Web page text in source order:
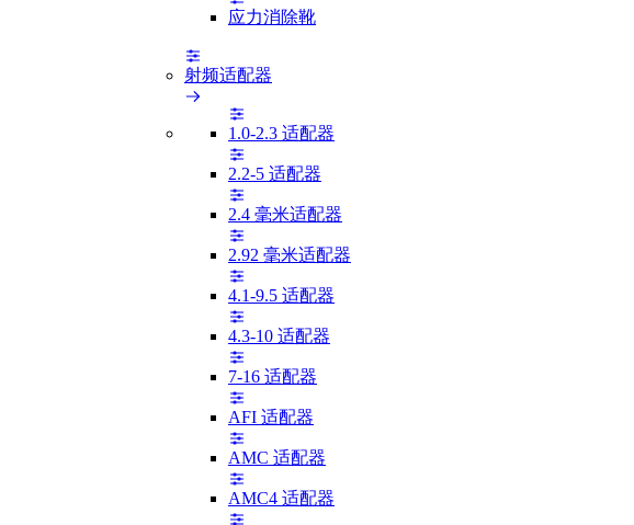
应力消除靴
射频适配器
1.0-2.3 适配器
2.2-5 适配器
2.4 毫米适配器
2.92 毫米适配器
4.1-9.5 适配器
4.3-10 适配器
7-16 适配器
AFI 适配器
AMC 适配器
AMC4 适配器